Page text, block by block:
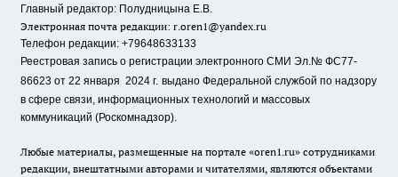
Главный редактор: Полудницына Е.В.
Электронная почта редакции: r.oren1@yandex.ru
Телефон редакции: +79648633133
Реестровая запись о регистрации электронного СМИ Эл.№ ФС77-
86623 от 22 января 2024 г. выдано Федеральной службой по надзору
в сфере связи, информационных технологий и массовых
коммуникаций (Роскомнадзор).
Любые материалы, размещенные на портале «oren1.ru» сотрудниками
редакции, внештатными авторами и читателями, являются объектами